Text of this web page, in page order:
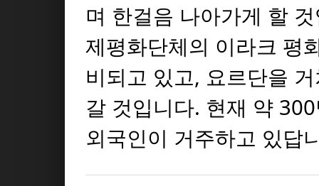
며 한걸음 나아가게 할
제평화단체의 이라크 평
비되고 있고, 요르단을
갈 것입니다. 현재 약
외국인이 거주하고 있답